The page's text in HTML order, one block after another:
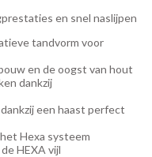
en snel naslijpen
tandvorm voor
en de oogst van hout
dankzij
een haast perfect
Hexa systeem
HEXA vijl